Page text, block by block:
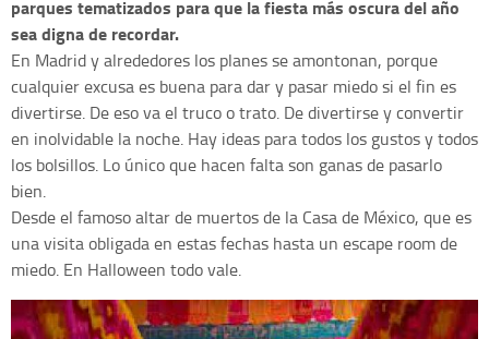
parques tematizados para que la fiesta más oscura del año
sea digna de recordar.
En Madrid y alrededores los planes se amontonan, porque
cualquier excusa es buena para dar y pasar miedo si el fin es
divertirse. De eso va el truco o trato. De divertirse y convertir
en inolvidable la noche. Hay ideas para todos los gustos y todos
los bolsillos. Lo único que hacen falta son ganas de pasarlo
bien.
Desde el famoso altar de muertos de la Casa de México, que es
una visita obligada en estas fechas hasta un escape room de
miedo. En Halloween todo vale.